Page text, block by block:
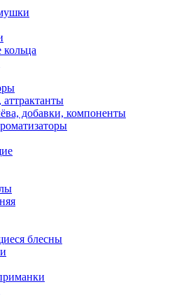
добавки, компоненты
блесны